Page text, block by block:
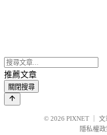
推薦文章
關閉搜尋
© 2026 PIXNET
文
隱私權